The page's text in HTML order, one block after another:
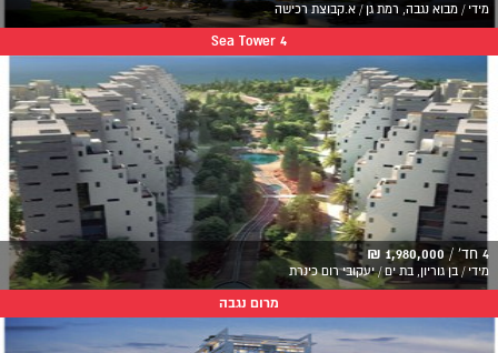
מידי / מבוא נגבה, רמת גן / א.קבוצת רכישה
Sea Tower 4
4 חד' / 1,980,000 ₪
מידי / בן גוריון, בת ים / יעקובי רום כינרת
מרום נגבה